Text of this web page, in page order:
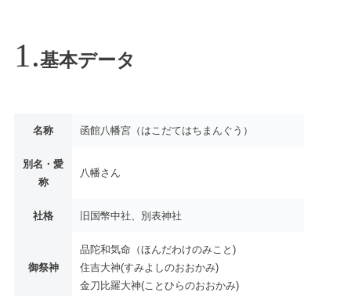
基本データ
名称 函館八幡宮（はこだてはちまんぐう）
別名・愛
称
八幡さん
社格 旧国幣中社、別表神社
御祭神
品陀和気命（ほんだわけのみこと)
住吉大神(すみよしのおおかみ)
金刀比羅大神(ことひらのおおかみ)